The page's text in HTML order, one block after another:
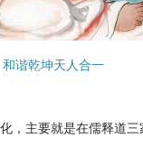
和谐乾坤天人合一
，主要就是在儒释道